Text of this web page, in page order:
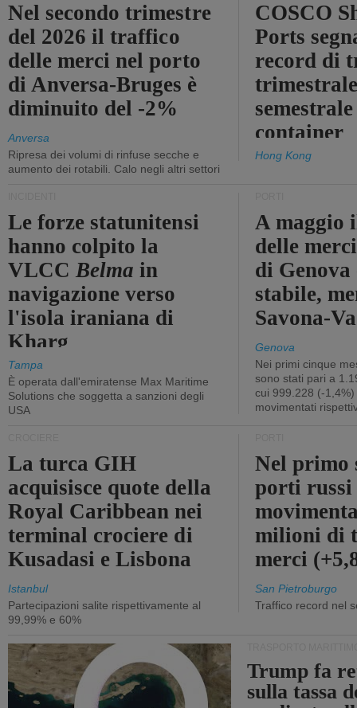
Nel secondo trimestre
del 2026 il traffico
delle merci nel porto
di Anversa-Bruges è
diminuito del -2%
Anversa
Ripresa dei volumi di rinfuse secche e
aumento dei rotabili. Calo negli altri settori
COSCO
Ports
record di
container
Hong Kong
Le forze statunitensi
hanno colpito la
VLCCBelma in
navigazione verso
l'isola iraniana di
Kharg
Tampa
È operata dall'emiratense Max Maritime
Solutions che soggetta a sanzioni degli
USA
A maggio
delle
di
stabile,
Savona-
Genova
Nei primi cinque
sono stati pari a
cui 999.228 (-
movimentati
La turca GIH
acquisisce quote della
Royal Caribbean nei
terminal crociere di
Kusadasi e Lisbona
Istanbul
Partecipazioni salite rispettivamente al
99,99% e 60%
Nel primo
porti russi
milioni di
merci
San Pietroburgo
Traffico record nel
Trump fa
sulla tassa